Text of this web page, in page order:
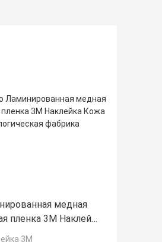
медная
пленка 3M Наклейка
Экологическая
3M